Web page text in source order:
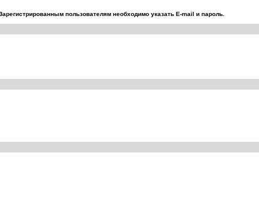
пользователям необходимо указать E-mail и пароль.